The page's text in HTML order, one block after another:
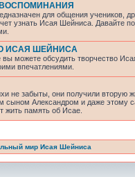
для общения учеников,
узнать Исая Шейниса. Давайте
ИСАЯ ШЕЙНИСА
вы можете обсудить творчество
впечатлениями.
не забыты, они получили вторую
сыном Александром и даже этому
жить память об Исае.
мир Исая Шейниса